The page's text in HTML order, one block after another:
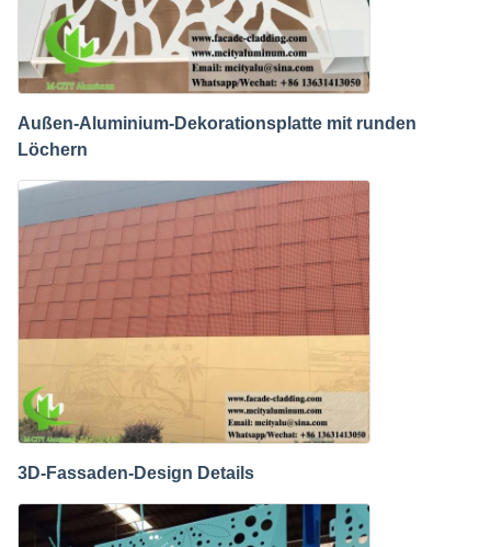
Außen-Aluminium-Dekorationsplatte mit runden
Löchern
3D-Fassaden-Design Details